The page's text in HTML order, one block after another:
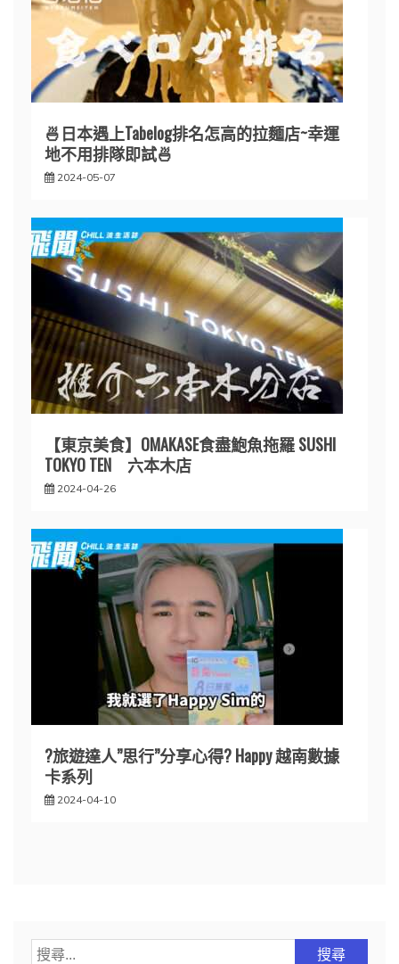
🍜日本遇上Tabelog排名怎高的拉麵店~幸運
地不用排隊即試🍜
2024-05-07
【東京美食】OMAKASE食盡鮑魚拖羅 SUSHI
TOKYO TEN 六本木店
2024-04-26
?旅遊達人”思行”分享心得? Happy 越南數據
卡系列
2024-04-10
搜